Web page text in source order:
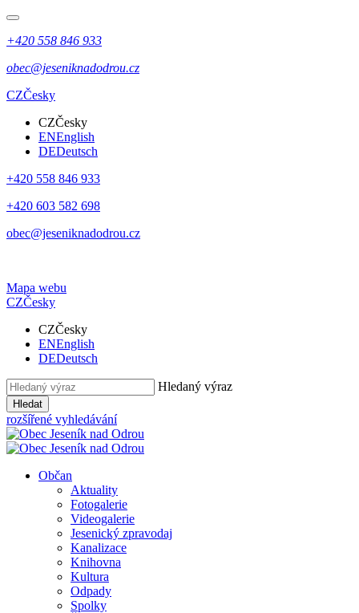
+420 558 846 933
obec@jeseniknadodrou.cz
CZČesky
CZČesky
ENEnglish
DEDeutsch
+420 558 846 933
+420 603 582 698
obec@jeseniknadodrou.cz
Mapa webu
CZČesky
CZČesky
ENEnglish
DEDeutsch
Hledaný výraz
Hledat
rozšířené vyhledávání
Občan
Aktuality
Fotogalerie
Videogalerie
Jesenický zpravodaj
Kanalizace
Knihovna
Kultura
Odpady
Spolky